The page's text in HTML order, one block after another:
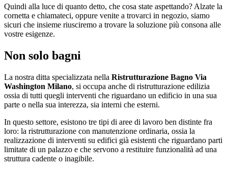
Quindi alla luce di quanto detto, che cosa state aspettando? Alzate la
cornetta e chiamateci, oppure venite a trovarci in negozio, siamo
sicuri che insieme riusciremo a trovare la soluzione più consona alle
vostre esigenze.
Non solo bagni
La nostra ditta specializzata nella Ristrutturazione Bagno Via
Washington Milano, si occupa anche di ristrutturazione edilizia
ossia di tutti quegli interventi che riguardano un edificio in una sua
parte o nella sua interezza, sia interni che esterni.
In questo settore, esistono tre tipi di aree di lavoro ben distinte fra
loro: la ristrutturazione con manutenzione ordinaria, ossia la
realizzazione di interventi su edifici già esistenti che riguardano parti
limitate di un palazzo e che servono a restituire funzionalità ad una
struttura cadente o inagibile.